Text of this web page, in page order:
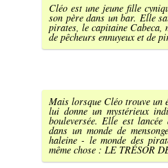
Cléo est une jeune fille
son père dans un bar. Elle
pirates, le capitaine Cabeca,
de pêcheurs ennuyeux et de
Mais lorsque Cléo trouve un
lui donne un mystérieux
bouleversée. Elle est
dans un monde de
haleine - le monde des
même chose : LE TRÉSOR